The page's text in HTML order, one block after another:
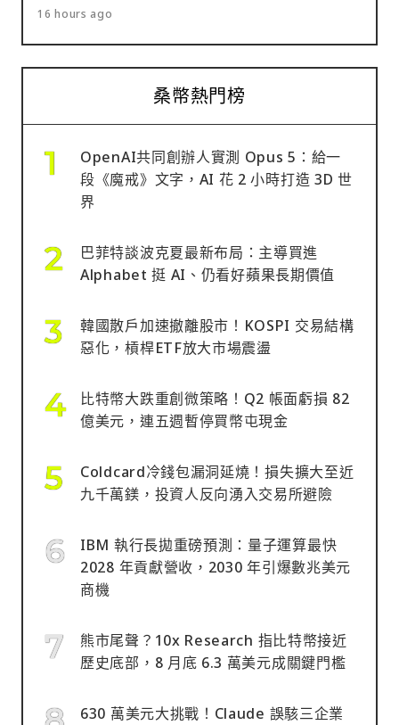
16 hours ago
桑幣熱門榜
OpenAI共同創辦人實測 Opus 5：給一
段《魔戒》文字，AI 花 2 小時打造 3D 世
界
巴菲特談波克夏最新布局：主導買進
Alphabet 挺 AI、仍看好蘋果長期價值
韓國散戶加速撤離股市！KOSPI 交易結構
惡化，槓桿ETF放大市場震盪
比特幣大跌重創微策略！Q2 帳面虧損 82
億美元，連五週暫停買幣屯現金
Coldcard冷錢包漏洞延燒！損失擴大至近
九千萬鎂，投資人反向湧入交易所避險
IBM 執行長拋重磅預測：量子運算最快
2028 年貢獻營收，2030 年引爆數兆美元
商機
熊市尾聲？10x Research 指比特幣接近
歷史底部，8 月底 6.3 萬美元成關鍵門檻
630 萬美元大挑戰！Claude 誤駭三企業